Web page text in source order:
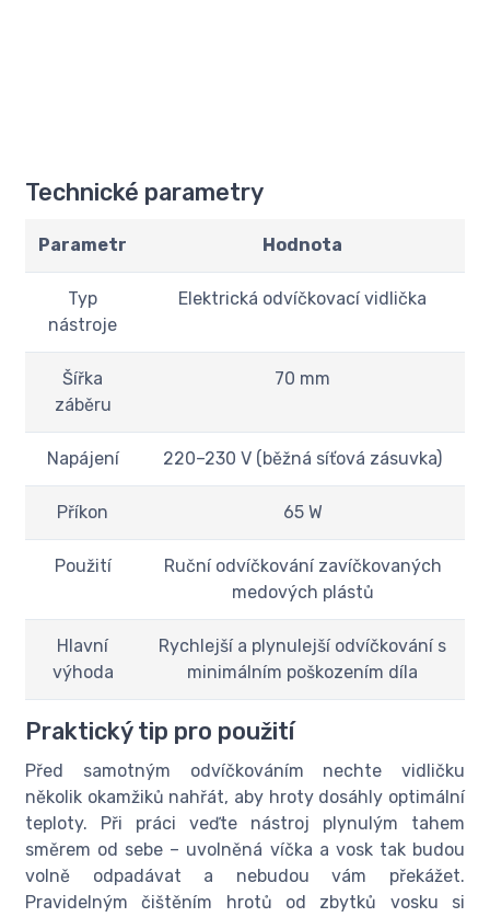
Technické parametry
Parametr Hodnota
Typ
nástroje
Elektrická odvíčkovací vidlička
Šířka
záběru
70 mm
Napájení 220–230 V (běžná síťová zásuvka)
Příkon 65 W
Použití
Ruční odvíčkování zavíčkovaných
medových plástů
Hlavní
výhoda
Rychlejší a plynulejší odvíčkování s
minimálním poškozením díla
Praktický tip pro použití
Před samotným odvíčkováním nechte vidličku
několik okamžiků nahřát, aby hroty dosáhly optimální
teploty. Při práci veďte nástroj plynulým tahem
směrem od sebe – uvolněná víčka a vosk tak budou
volně odpadávat a nebudou vám překážet.
Pravidelným čištěním hrotů od zbytků vosku si